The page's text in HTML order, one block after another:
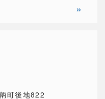
»
町後地822